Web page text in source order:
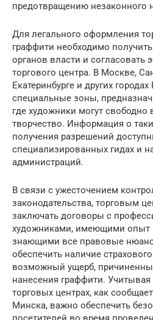
предотвращению незаконного
Для легального оформления
граффити необходимо
органов власти и согласовать
торгового центра. В Москве,
Екатеринбурге и других
специальные зоны,
где художники могут свободно
творчество. Информация о
получения разрешений
специализированных гидах и
администраций.
В связи с ужесточением
законодательства, торговым
заключать договоры с
художниками, имеющими опыт
знающими все правовые
обеспечить наличие
возможный ущерб,
нанесения граффити. Учитывая
торговых центрах, как
Минска, важно обеспечить